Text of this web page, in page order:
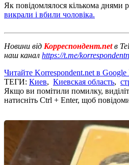
Як повідомлялося кількома днями
викрали і вбили чоловіка.
Новини від Корреспондент.netв
наш канал https://t.me/
Читайте Korrespondent.net в Google
ТЕГИ: Киев, Киевская область,
Якщо ви помітили помилку,
натисніть Ctrl + Enter, щоб